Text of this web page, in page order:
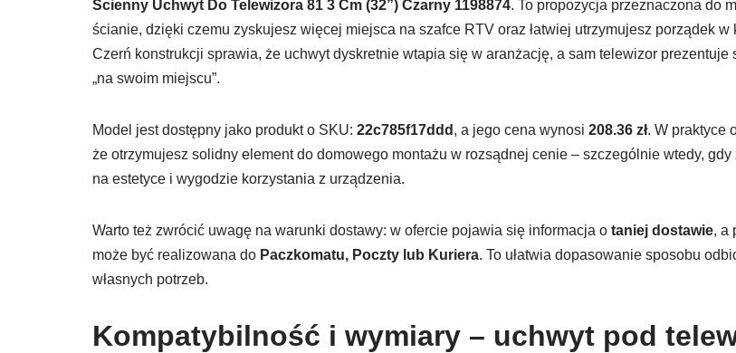
Ścienny Uchwyt Do Telewizora 81 3 Cm (32”) Czarny 1198874. To propozycja przeznaczona do
ścianie, dzięki czemu zyskujesz więcej miejsca na szafce RTV oraz łatwiej utrzymujesz porządek w
Czerń konstrukcji sprawia, że uchwyt dyskretnie wtapia się w aranżację, a sam telewizor prezentuje
„na swoim miejscu”.
Model jest dostępny jako produkt o SKU: 22c785f17ddd , a jego cena wynosi 208.36 zł. W praktyce
że otrzymujesz solidny element do domowego montażu w rozsądnej cenie – szczególnie wtedy, gdy
na estetyce i wygodzie korzystania z urządzenia.
Warto też zwrócić uwagę na warunki dostawy: w ofercie pojawia się informacja o taniej dostawie, a
może być realizowana do Paczkomatu, Poczty lub Kuriera. To ułatwia dopasowanie sposobu
własnych potrzeb.
Kompatybilność i wymiary – uchwyt pod